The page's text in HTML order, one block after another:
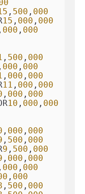
, 500 , 000
15 , 000 , 000
, 000 , 000
, 500 , 000
, 000 , 000
, 000 , 000
11 , 000 , 000
, 000 , 000
10 , 000 , 000
, 000 , 000
, 500 , 000
9 , 500 , 000
, 000 , 000
, 000 , 000
, 000
, 500 , 000